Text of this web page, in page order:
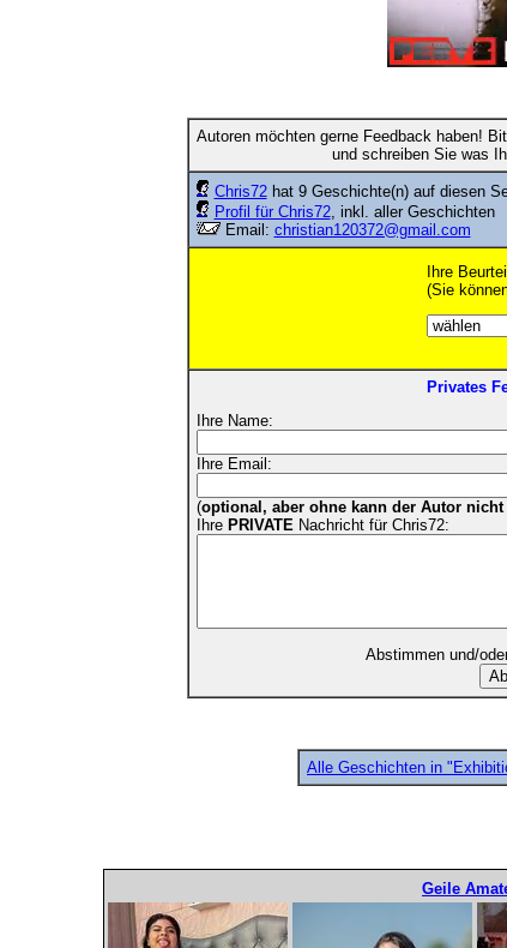
Autoren möchten gerne Feedback haben!
und schreiben Sie was
Chris72hat 9 Geschichte(n) auf diesen
Profil für Chris72, inkl. aller Geschichten
Email: christian120372@gmail.com
Ihre
(Sie
Privates
Ihre Name:
Ihre Email:
(optional, aber ohne kann der Autor nicht
Ihre PRIVATENachricht für Chris72:
Abstimmen und/
Alle Geschichten in
Geile